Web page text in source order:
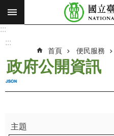
跳到主要內容區塊
搜
願
景
最
:::
:::
首頁 便民服務
政府公開資訊
主題